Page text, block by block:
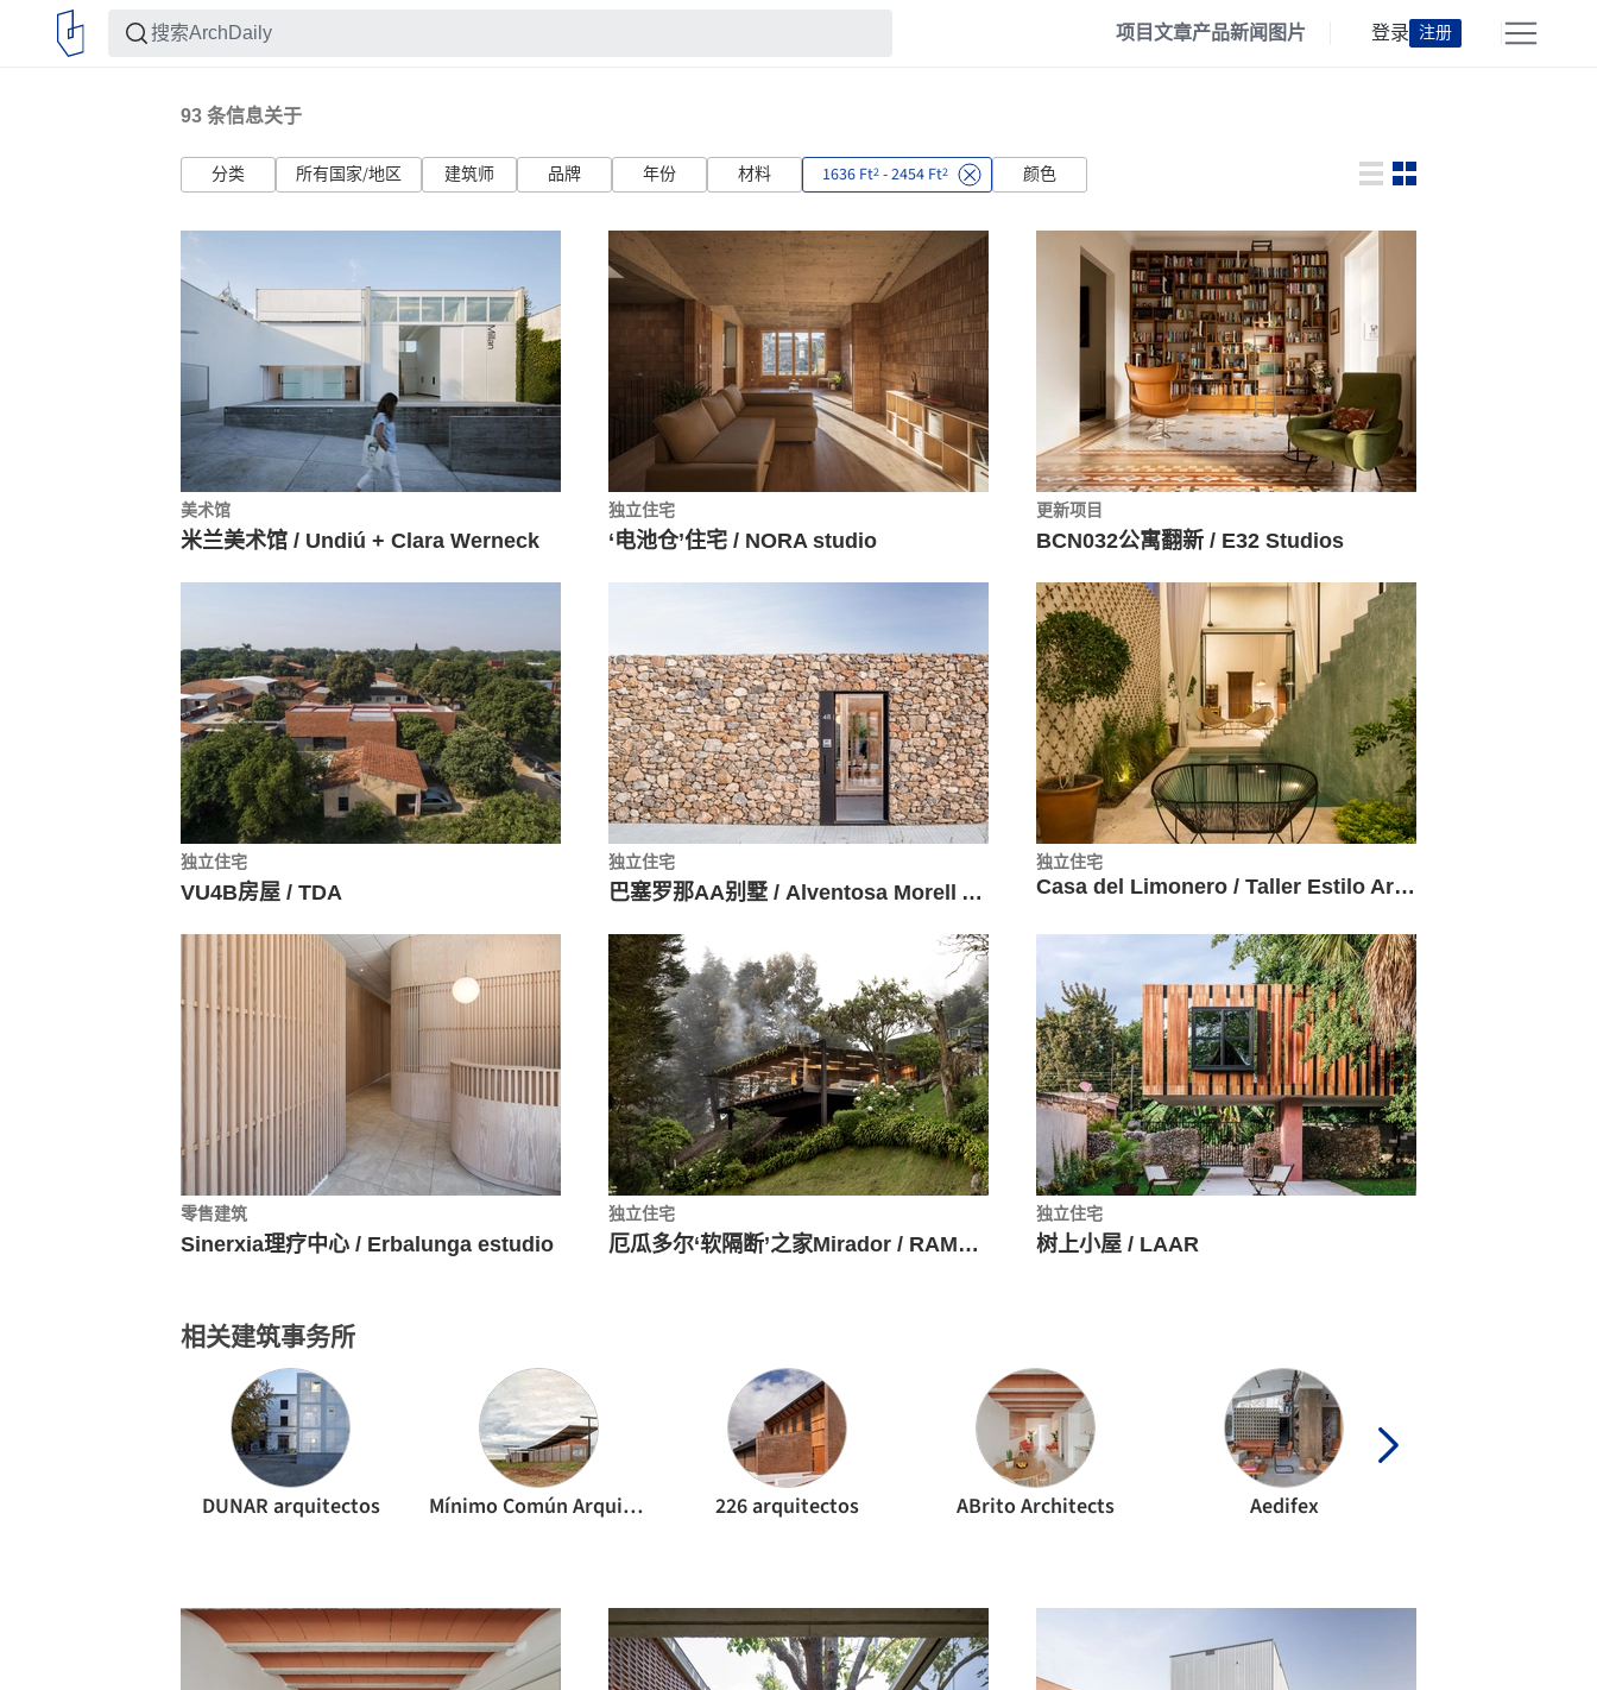
项目文章产品新闻 图片 登录 注册
93 条信息关于
分类 所有国家/地区 建筑师 品牌 年份 材料 1636 Ft2 - 2454 Ft2 颜色
美术馆
米兰美术馆 / Undiú + Clara Werneck
独立住宅
‘电池仓’住宅 / NORA studio
更新项目
BCN032公寓翻新 / E32 Studios
独立住宅
VU4B房屋 / TDA
独立住宅
巴塞罗那AA别墅 / Alventosa Morell Arquitectes
独立住宅
Casa del Limonero / Taller Estilo Arquitectura
零售建筑
Sinerxia理疗中心 / Erbalunga estudio
独立住宅
厄瓜多尔‘软隔断’之家Mirador / RAMA estudio
独立住宅
树上小屋 / LAAR
相关建筑事务所
DUNAR arquitectos Mínimo Común Arquitectura 226 arquitectos ABrito Architects Aedifex